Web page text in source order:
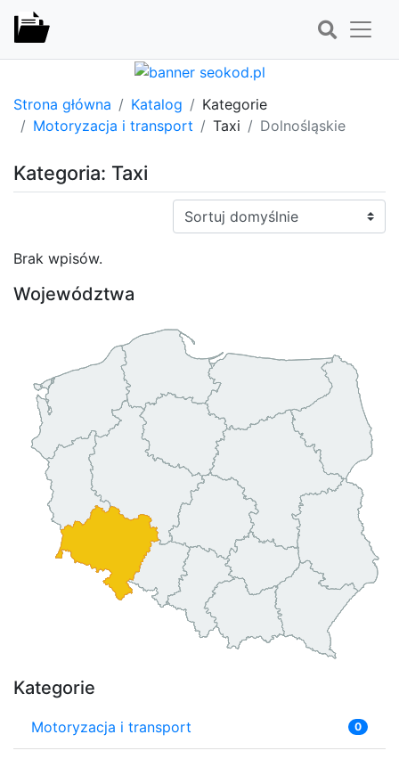
Strona główna Katalog
Kategorie
Motoryzacja i transport
Taxi Dolnośląskie
Kategoria: Taxi
Sortuj:
Brak wpisów.
Województwa
Kategorie
Motoryzacja i transport 0